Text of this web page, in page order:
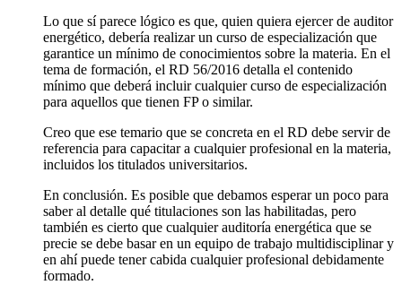
Lo que sí parece lógico es que, quien quiera ejercer de auditor
energético, debería realizar un curso de especialización que
garantice un mínimo de conocimientos sobre la materia. En el
tema de formación, el RD 56/2016 detalla el contenido
mínimo que deberá incluir cualquier curso de especialización
para aquellos que tienen FP o similar.
Creo que ese temario que se concreta en el RD debe servir de
referencia para capacitar a cualquier profesional en la materia,
incluidos los titulados universitarios.
En conclusión. Es posible que debamos esperar un poco para
saber al detalle qué titulaciones son las habilitadas, pero
también es cierto que cualquier auditoría energética que se
precie se debe basar en un equipo de trabajo multidisciplinar y
en ahí puede tener cabida cualquier profesional debidamente
formado.